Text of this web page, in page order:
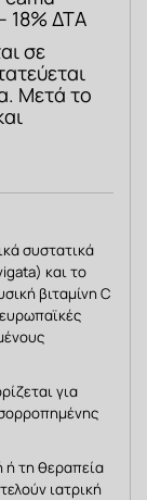
18% ΔΤΑ
σε
Μετά το
συστατικά
και το
βιταμίνη C
για
ή τη θεραπεία
ιατρική